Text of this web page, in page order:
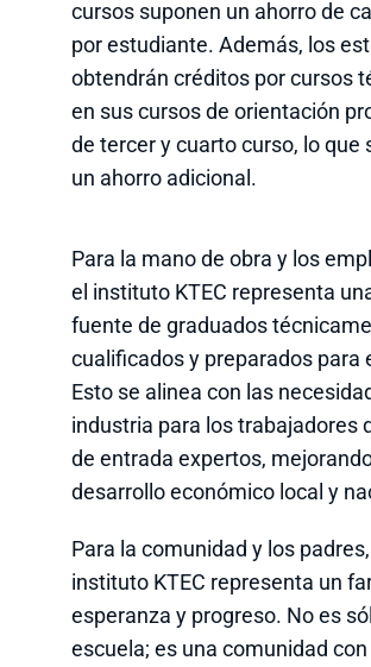
cursos suponen un ahorro de
por estudiante. Además, los
obtendrán créditos por cursos
en sus cursos de orientación
de tercer y cuarto curso, lo que
un ahorro adicional.
Para la mano de obra y los
el instituto KTEC representa
fuente de graduados
cualificados y preparados para
Esto se alinea con las
industria para los trabajadores
de entrada expertos,
desarrollo económico local y
Para la comunidad y los
instituto KTEC representa un
esperanza y progreso. No es
escuela; es una comunidad